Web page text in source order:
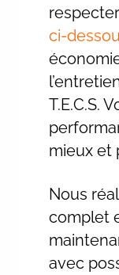
ci-
T.E.C.S.
mieux et
Nous
complet
avec